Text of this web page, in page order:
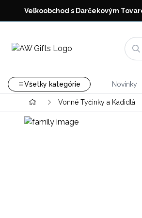
Veľkoobchod s Darčekovým
Všetky kategórie Novinky
Vonné Tyčinky a Kadidlá